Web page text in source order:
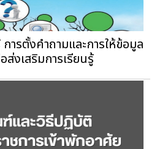
การตั้งคำถามและการให้ข้อมูล
งเสริมการเรียนรู้